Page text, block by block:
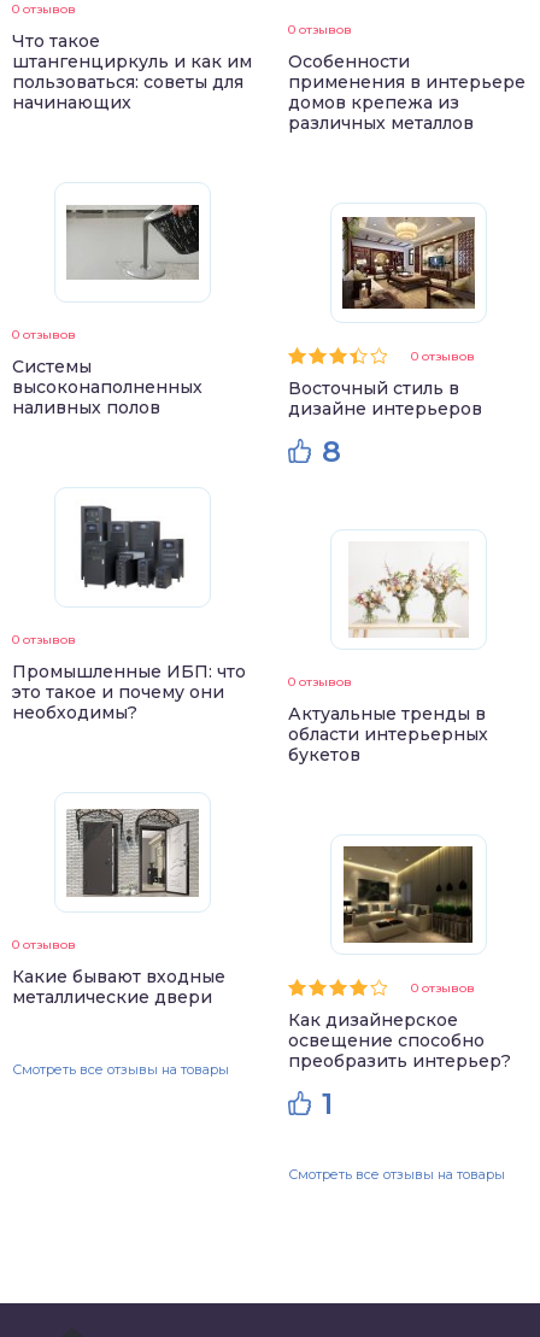
0 отзывов
Что такое
штангенциркуль и как им
пользоваться: советы для
начинающих
0 отзывов
Системы
высоконаполненных
наливных полов
0 отзывов
Промышленные ИБП: что
это такое и почему они
необходимы?
0 отзывов
Какие бывают входные
металлические двери
Смотреть все отзывы на товары
0 отзывов
Особенности
применения в интерьере
домов крепежа из
различных металлов
0 отзывов
Восточный стиль в
дизайне интерьеров
8
0 отзывов
Актуальные тренды в
области интерьерных
букетов
0 отзывов
Как дизайнерское
освещение способно
преобразить интерьер?
1
Смотреть все отзывы на товары